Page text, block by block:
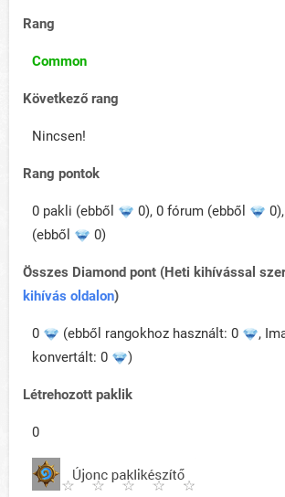
Rang
Common
Következő rang
Nincsen!
Rang pontok
0 pakli (ebből 0), 0 fórum (ebből
(ebből
0)
Összes Diamond pont (Heti kihívással
kihívás oldalon)
0 (ebből rangokhoz használt: 0
,
konvertált: 0
)
Létrehozott paklik
0